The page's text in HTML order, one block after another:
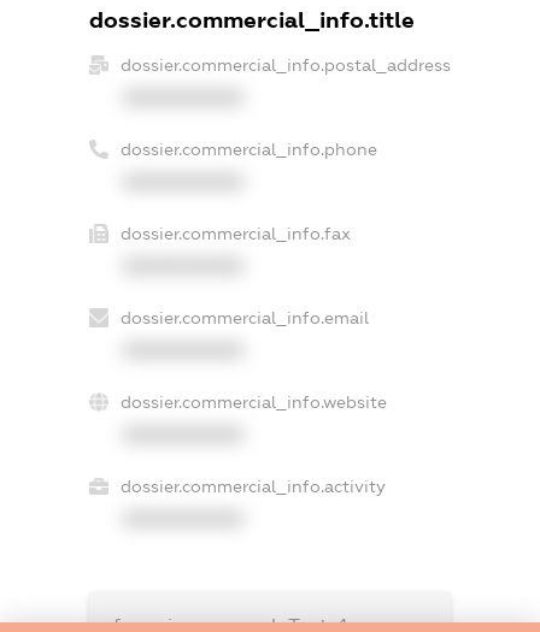
dossier.commercial_info.title
dossier.commercial_info.postal_address
dossier.commercial_info.phone
dossier.commercial_info.fax
dossier.commercial_info.email
dossier.commercial_info.website
dossier.commercial_info.activity
freemium.exampleText_1